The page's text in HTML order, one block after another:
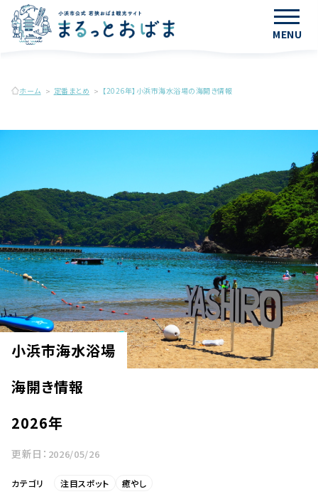
MENU
ホーム 定番まとめ 【2026年】小浜市海水浴場の海開き情報
小浜市海水浴場
海開き情報
2026年
更新日： 2026/05/26
カテゴリ 注目スポット 癒やし